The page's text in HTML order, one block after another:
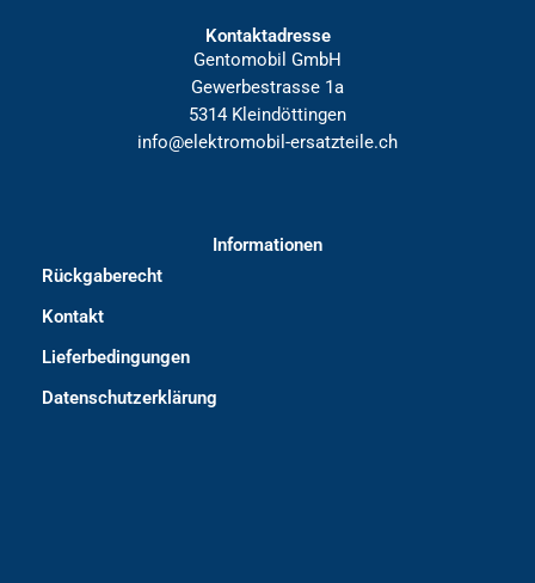
Kontaktadresse
Gentomobil GmbH
Gewerbestrasse 1a
5314 Kleindöttingen
info@elektromobil-ersatzteile.ch
Informationen
Rückgaberecht
Kontakt
Lieferbedingungen
Datenschutzerklärung